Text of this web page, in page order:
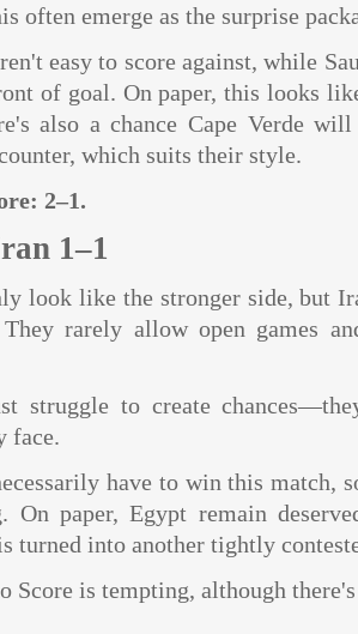
often emerge as the surprise
easy to score against, while
of goal. On paper, this looks
also a chance Cape Verde
which suits their style.
2–1.
1–1
look like the stronger side, but
rarely allow open games
struggle to create
face.
have to win this match,
On paper, Egypt remain
turned into another tightly
Score is tempting, although